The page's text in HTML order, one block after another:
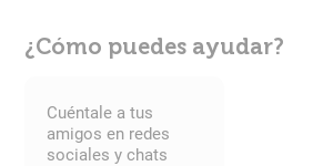
¿Cómo puedes ayudar?
Cuéntale a tus
amigos en redes
sociales y chats